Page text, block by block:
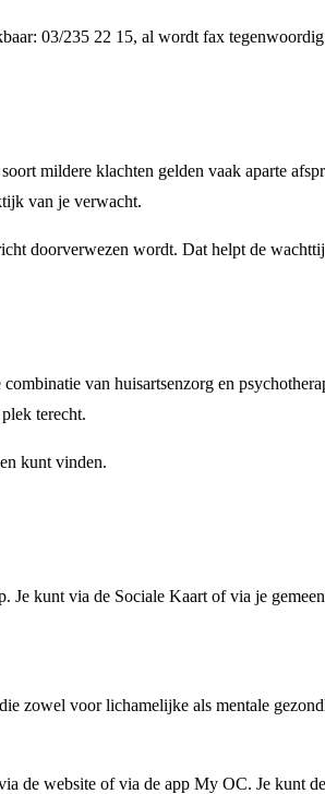
03/235 22 15, al wordt fax
mildere klachten gelden vaak aparte
van je verwacht.
doorverwezen wordt. Dat helpt de
van huisartsenzorg en
terecht.
kunt vinden.
kunt via de Sociale Kaart of via je
zowel voor lichamelijke als mentale
de website of via de app My OC. Je kunt